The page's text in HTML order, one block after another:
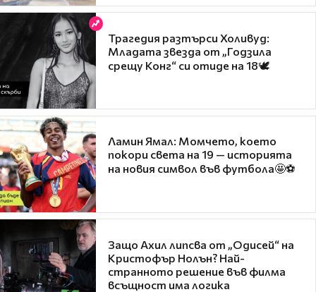
Трагедия разтърси Холивуд:
Младата звезда от „Годзила
срещу Конг“ си отиде на 18🕊️
Ламин Ямал: Момчето, което
покори света на 19 — историята
на новия символ във футбола🤩⚽
Защо Ахил липсва от „Одисей“ на
Кристофър Нолън? Най-
странното решение във филма
всъщност има логика